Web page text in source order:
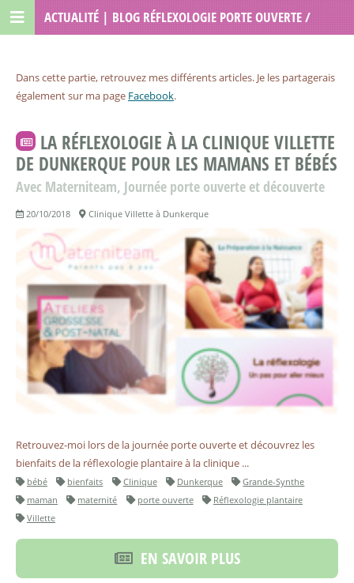
Dans cette partie, retrouvez mes différents articles. Je les partagerais
également sur ma page Facebook.
LA RÉFLEXOLOGIE À LA CLINIQUE VILLETTE
DE DUNKERQUE POUR LES MAMANS ET BÉBÉS
Avec Materniteam, Journée porte ouverte et découverte
20/10/2018 Clinique Villette à Dunkerque
Retrouvez-moi lors de la journée porte ouverte et découvrez les
bienfaits de la réflexologie plantaire à la clinique ...
bébé bienfaits Clinique Dunkerque
Grande-Synthe
maman
maternité porte ouverte
Réflexologie plantaire
Villette
EN SAVOIR PLUS
ACTUALITÉ | BLOG RÉFLEXOLOGIE PORTE OUVERTE /